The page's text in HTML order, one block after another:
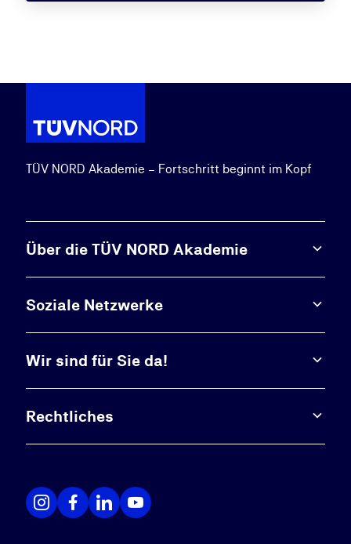
TÜV NORD Akademie – Fortschritt beginnt im Kopf
Über die TÜV NORD Akademie
Soziale Netzwerke
Wir sind für Sie da!
Rechtliches